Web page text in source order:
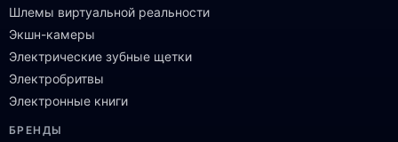
Шлемы виртуальной реальности
Экшн-камеры
Электрические зубные щетки
Электробритвы
Электронные книги
БРЕНДЫ